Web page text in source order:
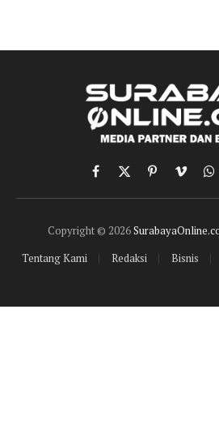
Facebook
X
(Twitter)
PinterestVimeo
Copyright © 2026
Tentang Kami
Redaksi Bisnis